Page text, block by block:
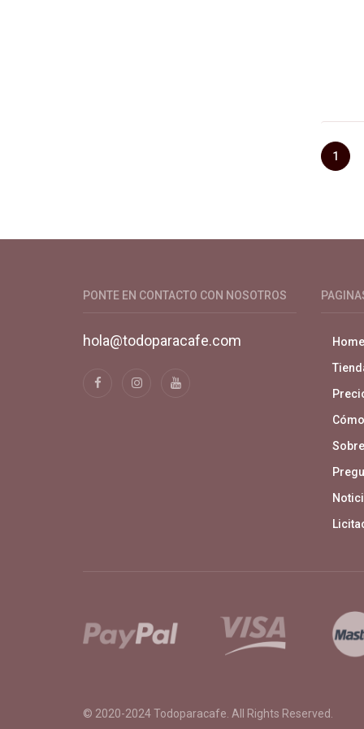
1
PONTE EN CONTACTO CON NOSOTROS
hola@todoparacafe.com
Home
© 2020-2024Todoparacafe . All Rights Reserved.